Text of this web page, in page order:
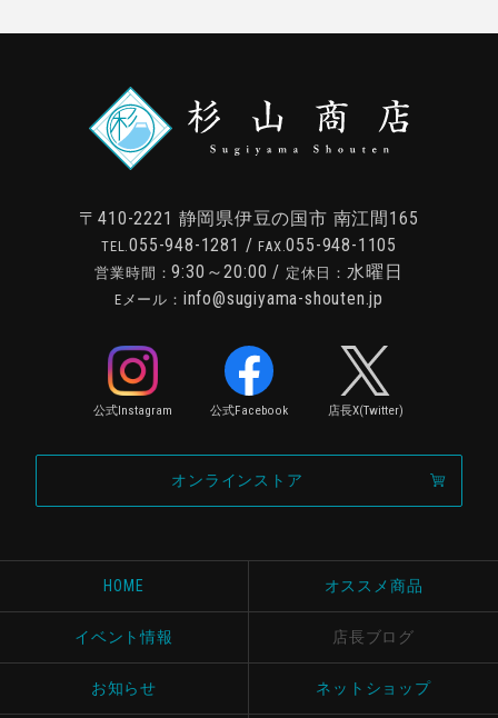
〒410-2221 静岡県伊豆の国市 南江間165
TEL.055-948-1281 /FAX.055-948-1105
営業時間：9:30～20:00 / 定休日： 水曜日
Eメール： info@sugiyama-shouten.jp
公式Instagram 公式Facebook 店長X(Twitter)
オンラインストア
HOME オススメ商品
イベント情報 店長ブログ
お知らせ ネットショップ